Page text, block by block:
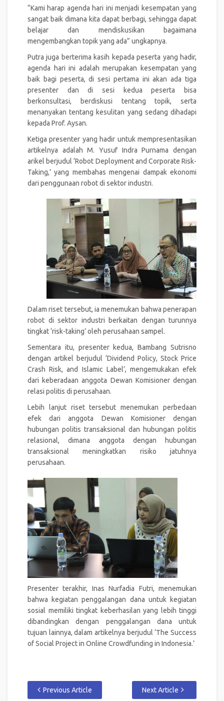
“Kami harap agenda hari ini menjadi kesempatan yang
sangat baik dimana kita dapat berbagi, sehingga dapat
belajar dan mendiskusikan bagaimana
mengembangkan topik yang ada” ungkapnya.
Putra juga berterima kasih kepada peserta yang hadir,
agenda hari ini adalah merupakan kesempatan yang
baik bagi peserta, di sesi pertama ini akan ada tiga
presenter dan di sesi kedua peserta bisa
berkonsultasi, berdiskusi tentang topik, serta
menanyakan tentang kesulitan yang sedang dihadapi
kepada Prof. Aysan.
Ketiga presenter yang hadir untuk mempresentasikan
artikelnya adalah M. Yusuf Indra Purnama dengan
arikel berjudul ‘Robot Deployment and Corporate Risk-
Taking,’ yang membahas mengenai dampak ekonomi
dari penggunaan robot di sektor industri.
Dalam riset tersebut, ia menemukan bahwa penerapan
robot di sektor industri berkaitan dengan turunnya
tingkat ‘risk-taking’ oleh perusahaan sampel.
Sementara itu, presenter kedua, Bambang Sutrisno
dengan artikel berjudul ‘Dividend Policy, Stock Price
Crash Risk, and Islamic Label’, mengemukakan efek
dari keberadaan anggota Dewan Komisioner dengan
relasi politis di perusahaan.
Lebih lanjut riset tersebut menemukan perbedaan
efek dari anggota Dewan Komisioner dengan
hubungan politis transaksional dan hubungan politis
relasional, dimana anggota dengan hubungan
transaksional meningkatkan risiko jatuhnya
perusahaan.
Presenter terakhir, Inas Nurfadia Futri, menemukan
bahwa kegiatan penggalangan dana untuk kegiatan
sosial memiliki tingkat keberhasilan yang lebih tinggi
dibandingkan dengan penggalangan dana untuk
tujuan lainnya, dalam artikelnya berjudul ‘The Success
of Social Project in Online Crowdfunding in Indonesia.’
Previous Article Next Article